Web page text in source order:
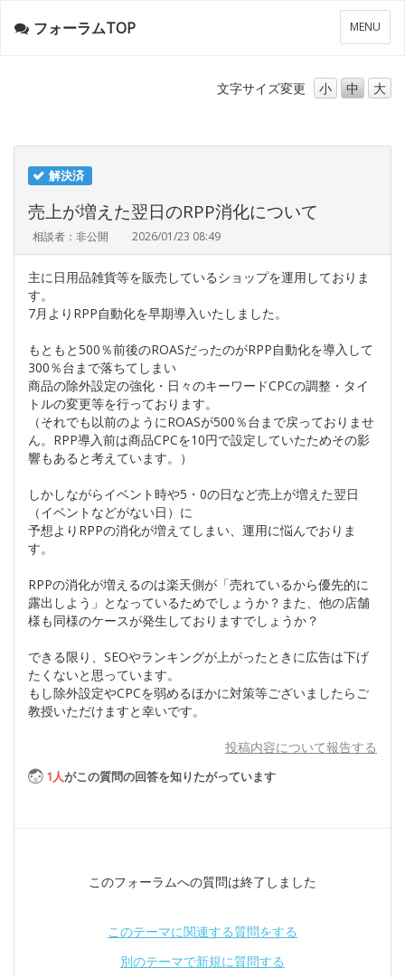
メ
ニ
ー
MENU
フォーラムTOP
文字サイズ変更 小 中 大
解決済
売上が増えた翌日のRPP消化について
相談者：非公開 2026/01/23 08:49
主に日用品雑貨等を販売しているショップを運用しておりま
す。
7月よりRPP自動化を早期導入いたしました。
もともと500％前後のROASだったのがRPP自動化を導入して
300％台まで落ちてしまい
商品の除外設定の強化・日々のキーワードCPCの調整・タイ
トルの変更等を行っております。
（それでも以前のようにROASが500％台まで戻っておりませ
ん。RPP導入前は商品CPCを10円で設定していたためその影
響もあると考えています。）
しかしながらイベント時や5・0の日など売上が増えた翌日
（イベントなどがない日）に
予想よりRPPの消化が増えてしまい、運用に悩んでおりま
す。
RPPの消化が増えるのは楽天側が「売れているから優先的に
露出しよう」となっているためでしょうか？また、他の店舗
様も同様のケースが発生しておりますでしょうか？
できる限り、SEOやランキングが上がったときに広告は下げ
たくないと思っています。
もし除外設定やCPCを弱めるほかに対策等ございましたらご
教授いただけますと幸いです。
投稿内容について報告する
1人がこの質問の回答を知りたがっています
このフォーラムへの質問は終了しました
このテーマに関連する質問をする
別のテーマで新規に質問する